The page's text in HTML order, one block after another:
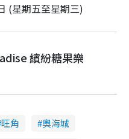
(星期五至星期三)
繽紛糖果樂
旺角
奧海城